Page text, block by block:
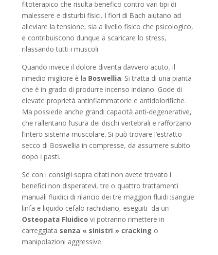
fitoterapico che risulta benefico contro vari tipi di
malessere e disturbi fisici. I fiori di Bach aiutano ad
alleviare la tensione, sia a livello fisico che psicologico,
e contribuiscono dunque a scaricare lo stress,
rilassando tutti i muscoli.
Quando invece il dolore diventa davvero acuto, il
rimedio migliore è la Boswellia. Si tratta di una pianta
che è in grado di produrre incenso indiano. Gode di
elevate proprietà antinfiammatorie e antidolorifiche.
Ma possiede anche grandi capacità anti-degenerative,
che rallentano l’usura dei dischi vertebrali e rafforzano
l’intero sistema muscolare. Si può trovare l’estratto
secco di Boswellia in compresse, da assumere subito
dopo i pasti.
Se con i consigli sopra citati non avete trovato i
benefici non disperatevi, tre o quattro trattamenti
manuali fluidici di rilancio dei tre maggiori fluidi :sangue
linfa e liquido cefalo rachidiano, eseguiti da un
Osteopata Fluidico vi potranno rimettere in
carreggiata senza « sinistri » cracking o
manipolazioni aggressive.